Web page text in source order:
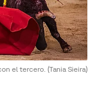
el tercero. (Tania Sieira)